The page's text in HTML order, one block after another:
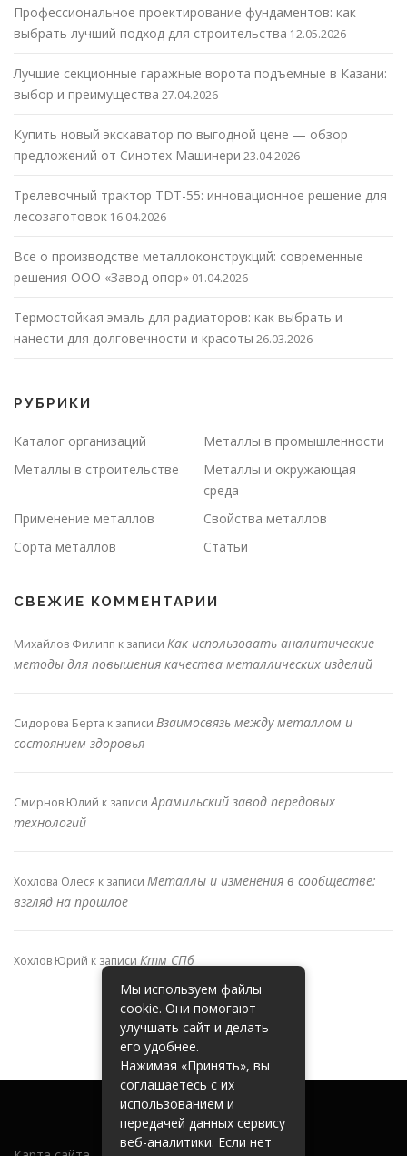
Профессиональное проектирование фундаментов: как
выбрать лучший подход для строительства 12.05.2026
Лучшие секционные гаражные ворота подъемные в Казани:
выбор и преимущества 27.04.2026
Купить новый экскаватор по выгодной цене — обзор
предложений от Синотех Машинери 23.04.2026
Трелевочный трактор TDT-55: инновационное решение для
лесозаготовок 16.04.2026
Все о производстве металлоконструкций: современные
решения ООО «Завод опор» 01.04.2026
Термостойкая эмаль для радиаторов: как выбрать и
нанести для долговечности и красоты 26.03.2026
РУБРИКИ
Каталог организаций
Металлы в промышленности
Металлы в строительстве
Металлы и окружающая
среда
Применение металлов
Свойства металлов
Сорта металлов
Статьи
СВЕЖИЕ КОММЕНТАРИИ
Михайлов Филипп к записи Как использовать аналитические
методы для повышения качества металлических изделий
Сидорова Берта к записи Взаимосвязь между металлом и
состоянием здоровья
Смирнов Юлий к записиАрамильский завод передовых
технологий
Хохлова Олеся к записи Металлы и изменения в сообществе:
взгляд на прошлое
Хохлов Юрий к записи Ктм СПб
Мы используем файлы
cookie. Они помогают
улучшать сайт и делать
его удобнее.
Нажимая «Принять», вы
соглашаетесь с их
использованием и
передачей данных сервису
веб-аналитики. Если нет